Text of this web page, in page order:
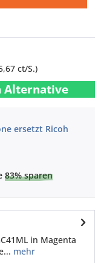
ct/S.)
Alternative
ersetzt Ricoh
83% sparen
in Magenta
mehr